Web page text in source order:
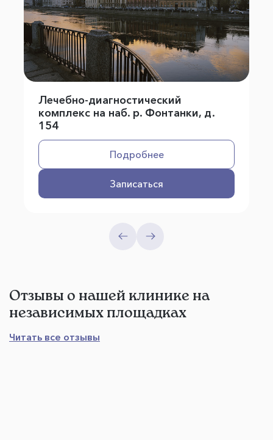
Лечебно-диагностический
комплекс на наб. р. Фонтанки, д.
154
Подробнее
Записаться
Отзывы о нашей клинике на
независимых площадках
Читать все отзывы